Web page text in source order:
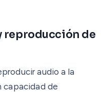
reproducción de
audio a la
capacidad de